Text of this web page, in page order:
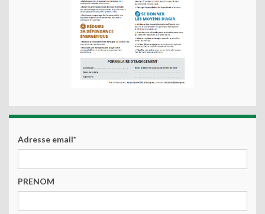
Adresse email*
PRENOM